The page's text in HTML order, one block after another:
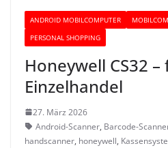
ANDROID MOBILCOMPUTER
PERSONAL SHOPPING
Honeywell CS32
Einzelhandel
27. März 2026
Android-Scanner, Barcode-
handscanner, honeywell,